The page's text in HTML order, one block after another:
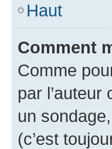
Haut
Comment
Comme
par
un
(c’est